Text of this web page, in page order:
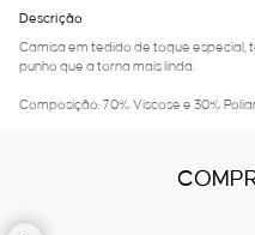
Descrição
Camisa em tedido de toque especial,
punho que a torna mais linda.
Composição: 70% Viscose e 30%